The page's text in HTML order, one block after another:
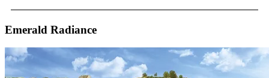
Emerald Radiance